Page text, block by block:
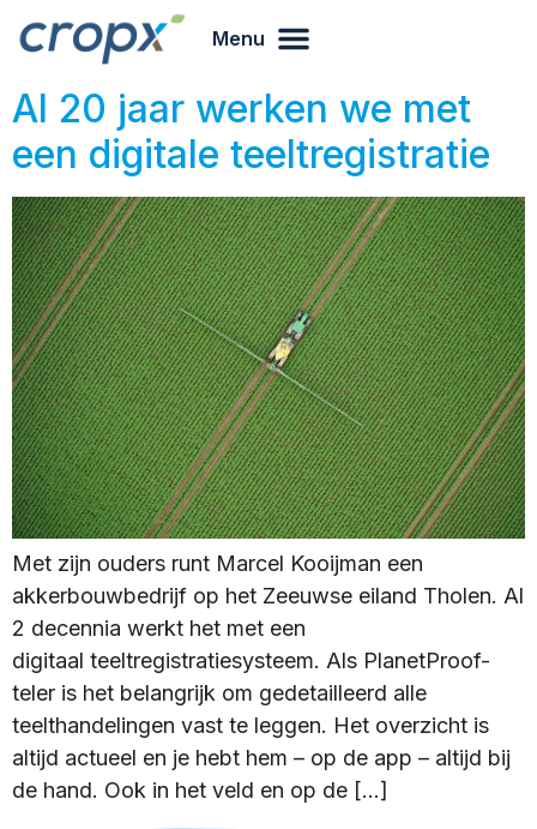
Menu
Al 20 jaar werken we met
een digitale teeltregistratie
Met zijn ouders runt Marcel Kooijman een
akkerbouwbedrijf op het Zeeuwse eiland Tholen. Al
2 decennia werkt het met een
digitaal teeltregistratiesysteem. Als PlanetProof-
teler is het belangrijk om gedetailleerd alle
teelthandelingen vast te leggen. Het overzicht is
altijd actueel en je hebt hem – op de app – altijd bij
de hand. Ook in het veld en op de […]